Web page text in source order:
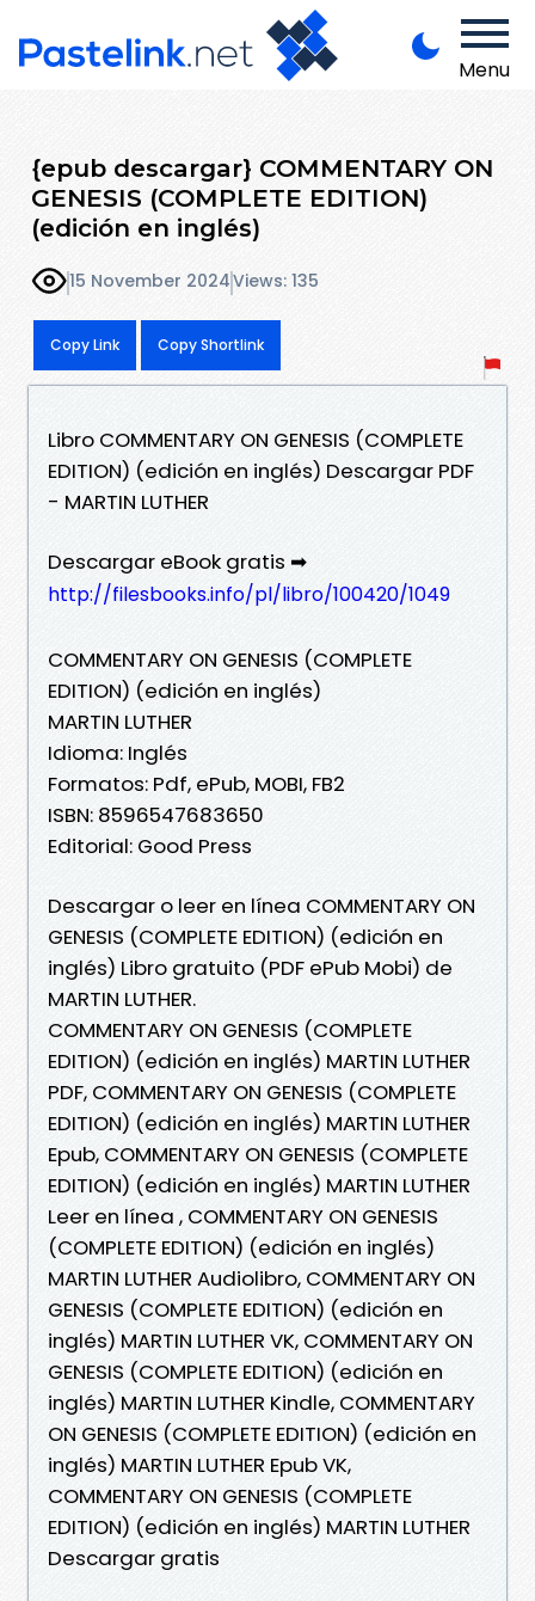
Menu
{epub descargar} COMMENTARY ON
GENESIS (COMPLETE EDITION)
(edición en inglés)
15 November 2024Views: 135
Copy Link Copy Shortlink
Libro COMMENTARY ON GENESIS (COMPLETE
EDITION) (edición en inglés) Descargar PDF
- MARTIN LUTHER
Descargar eBook gratis ➡
http://filesbooks.info/pl/libro/100420/1049
COMMENTARY ON GENESIS (COMPLETE
EDITION) (edición en inglés)
MARTIN LUTHER
Idioma: Inglés
Formatos: Pdf, ePub, MOBI, FB2
ISBN: 8596547683650
Editorial: Good Press
Descargar o leer en línea COMMENTARY ON
GENESIS (COMPLETE EDITION) (edición en
inglés) Libro gratuito (PDF ePub Mobi) de
MARTIN LUTHER.
COMMENTARY ON GENESIS (COMPLETE
EDITION) (edición en inglés) MARTIN LUTHER
PDF, COMMENTARY ON GENESIS (COMPLETE
EDITION) (edición en inglés) MARTIN LUTHER
Epub, COMMENTARY ON GENESIS (COMPLETE
EDITION) (edición en inglés) MARTIN LUTHER
Leer en línea , COMMENTARY ON GENESIS
(COMPLETE EDITION) (edición en inglés)
MARTIN LUTHER Audiolibro, COMMENTARY ON
GENESIS (COMPLETE EDITION) (edición en
inglés) MARTIN LUTHER VK, COMMENTARY ON
GENESIS (COMPLETE EDITION) (edición en
inglés) MARTIN LUTHER Kindle, COMMENTARY
ON GENESIS (COMPLETE EDITION) (edición en
inglés) MARTIN LUTHER Epub VK,
COMMENTARY ON GENESIS (COMPLETE
EDITION) (edición en inglés) MARTIN LUTHER
Descargar gratis